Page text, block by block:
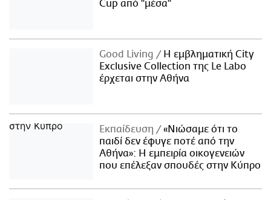
Cup από "μέσα"
Good Living
Η εμβληματική City
Exclusive Collection της Le Labo
έρχεται στην Αθήνα
Εκπαίδευση
«Νιώσαμε ότι το
παιδί δεν έφυγε ποτέ από την
Αθήνα»: Η εμπειρία οικογενειών
που επέλεξαν σπουδές στην Κύπρο